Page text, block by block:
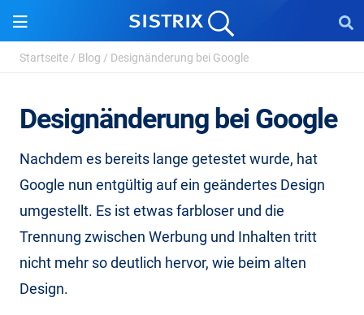
Startseite / Blog / Designänderung bei Google
Designänderung bei Google
Nachdem es bereits lange getestet wurde, hat
Google nun entgültig auf ein geändertes Design
umgestellt. Es ist etwas farbloser und die
Trennung zwischen Werbung und Inhalten tritt
nicht mehr so deutlich hervor, wie beim alten
Design.